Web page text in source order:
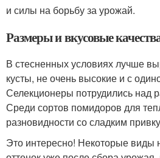
и силы на борьбу за урожай.
Размеры и вкусовые
В стесненных условиях лучше
кусты, не очень высокие и с
Селекционеры потрудились над
Среди сортов помидоров для
разновидности со сладким
Это интересно! Некоторые виды